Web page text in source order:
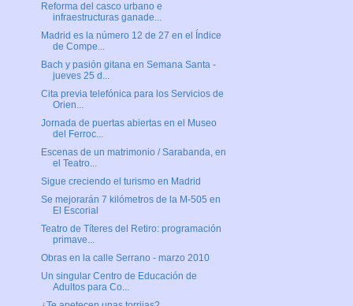
Reforma del casco urbano e
infraestructuras ganade...
Madrid es la número 12 de 27 en el Índice
de Compe...
Bach y pasión gitana en Semana Santa -
jueves 25 d...
Cita previa telefónica para los Servicios de
Orien...
Jornada de puertas abiertas en el Museo
del Ferroc...
Escenas de un matrimonio / Sarabanda, en
el Teatro...
Sigue creciendo el turismo en Madrid
Se mejorarán 7 kilómetros de la M-505 en
El Escorial
Teatro de Títeres del Retiro: programación
primave...
Obras en la calle Serrano - marzo 2010
Un singular Centro de Educación de
Adultos para Co...